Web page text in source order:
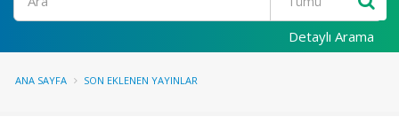
Detaylı Arama
ANA SAYFA SON EKLENEN YAYINLAR